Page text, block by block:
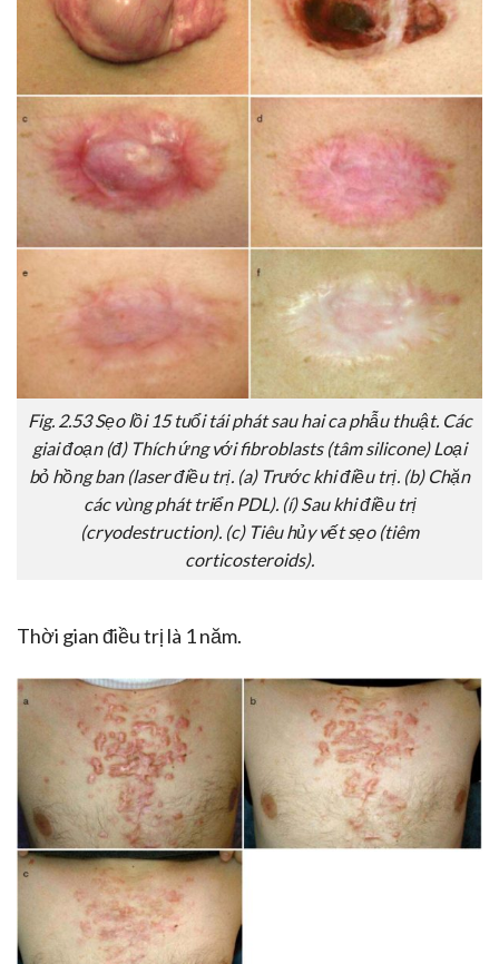
Fig. 2.53 Sẹo lồi 15 tuổi tái phát sau hai ca phẫu thuật. Các
giai đoạn (đ) Thích ứng với fibroblasts (tâm silicone) Loại
bỏ hồng ban (laser điều trị. (a) Trước khi điều trị. (b) Chặn
các vùng phát triển PDL). (í) Sau khi điều trị
(cryodestruction). (c) Tiêu hủy vết sẹo (tiêm
corticosteroids).
Thời gian điều trị là 1 năm.